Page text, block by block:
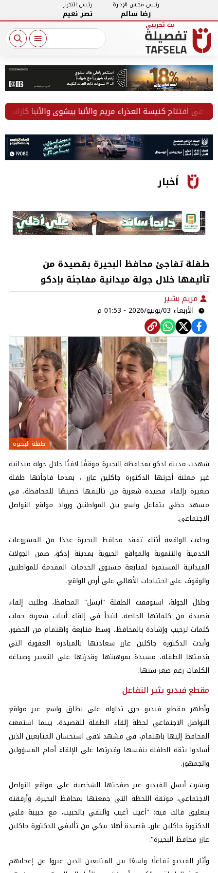
رئيس مجلس الإدارة
رضا سالم
رئيس التحرير
نصر نعيم
أخبار
طفلة تفاجئ محافظ البحيرة بقصيدة من
تأليفها خلال جولة ميدانية مفاجئة بإدكو
مريم بشير
الأربعاء 03/يونيو/2026 - 01:53 م
طفلة البحيرة
شهدت مدينة ادكو بمحافظة البحيرة موقفًا لافتًا خلال جولة ميدانية
غير معلنة أجرتها الدكتورة جاكلين عازر ، بعدما فاجأتها طفلة
صغيرة بإلقاء قصيدة شعرية من تأليفها خصيصًا للمحافظة، في
مشهد حظي بتفاعل واسع بين المواطنين ورواد مواقع التواصل
الاجتماعي.
وجاءت الواقعة أثناء تفقد محافظ البحيرةعددًا من المشروعات
الخدمية والتنموية والمواقع الحيوية بمدينة إدكو، ضمن الجولات
الميدانية المستمرة لمتابعة مستوى الخدمات المقدمة للمواطنين
والوقوف على احتياجات الأهالي على أرض الواقع.
وخلال الجولة، استوقفت الطفلة "أيسل" المحافظ، وطلبت إلقاء
قصيدة من كلماتها الخاصة، لتبدأ في إلقاء أبيات شعرية حملت
كلمات ترحيب وإشادة بالمحافظ، وسط متابعة واهتمام من الحضور.
وأبدت الدكتورة جاكلين عازر سعادتها بالمبادرة العفوية التي
قدمتها الطفلة، مشيدة بموهبتها وقدرتها على التعبير وصياغة
الكلمات رغم صغر سنها.
مقطع فيديو يثير التفاعل
وأظهر مقطع فيديو جرى تداوله على نطاق واسع عبر مواقع
التواصل الاجتماعي لحظة إلقاء الطفلة للقصيدة، بينما استمعت
المحافظ إليها باهتمام، في مشهد لاقى استحسان المتابعين الذين
أشادوا بثقة الطفلة بنفسها وقدرتها على الإلقاء أمام المسؤولين
والجمهور.
ونشرت أيسل الفيديو عبر صفحتها الشخصية على مواقع التواصل
الاجتماعي، موثقة اللحظة التي جمعتها بمحافظ البحيرة، وأرفقته
بتعليق قالت فيه: "أغيب أغيب وألتقي بالحبيب، مع حبيبة قلبي
الدكتورة جاكلين عازر.. قصيدة أهلا بيكي من تأليفي للدكتورة جاكلين
عازر محافظ البحيرة".
وأثار الفيديو تفاعلًا واسعًا بين المتابعين الذين عبروا عن إعجابهم